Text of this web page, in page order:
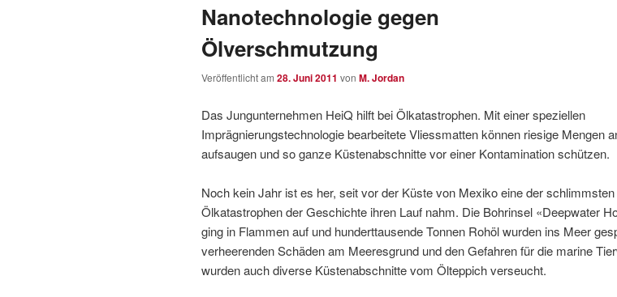
Nanotechnologie gegen
Ölverschmutzung
Veröffentlicht am 28. Juni 2011 von M. Jordan
Das Jungunternehmen HeiQ hilft bei Ölkatastrophen. Mit einer speziellen
Imprägnierungstechnologie bearbeitete Vliessmatten können riesige Mengen
aufsaugen und so ganze Küstenabschnitte vor einer Kontamination schützen.
Noch kein Jahr ist es her, seit vor der Küste von Mexiko eine der schlimmsten
Ölkatastrophen der Geschichte ihren Lauf nahm. Die Bohrinsel «Deepwater
ging in Flammen auf und hunderttausende Tonnen Rohöl wurden ins Meer
verheerenden Schäden am Meeresgrund und den Gefahren für die marine
wurden auch diverse Küstenabschnitte vom Ölteppich verseucht.